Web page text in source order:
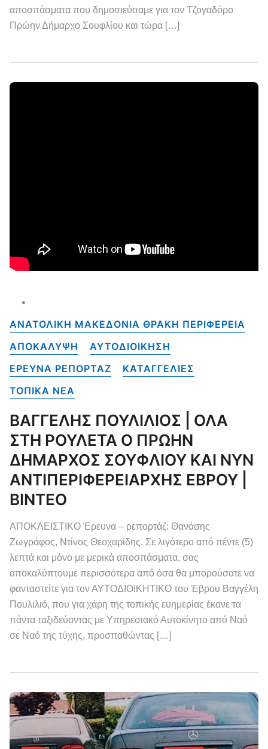
αποσπάσματα που δημοσιεύσαμε για τον Τζογαδόρο
Πρώην Δήμαρχο Σουφλίου και τώρα […]
ΑΝΑΤΟΛΙΚΗ ΜΑΚΕΔΟΝΙΑ ΘΡΑΚΗ ΠΕΡΙΦΕΡΕΙΑ
ΑΠΟΚΑΛΥΨΗ
ΑΥΤΟΔΙΟΙΚΗΣΗ
ΕΡΕΥΝΑ ΡΕΠΟΡΤΑΖ
ΚΑΤΑΓΓΕΛΙΕΣ
ΤΟΠΙΚΑ NEA
ΒΑΓΓΕΛΗΣ ΠΟΥΛΙΛΙΟΣ | ΟΛΑ
ΣΤΗ ΡΟΥΛΕΤΑ Ο ΠΡΩΗΝ
ΔΗΜΑΡΧΟΣ ΣΟΥΦΛΙΟΥ ΚΑΙ ΝΥΝ
ΑΝΤΙΠΕΡΙΦΕΡΕΙΑΡΧΗΣ ΕΒΡΟΥ |
ΒΙΝΤΕΟ
ΑΠΟΚΛΕΙΣΤΙΚΟ Έρευνα – ρεπορτάζ: Θανάσης
Ζωγράφος, Ντίνος Θεοχαρίδης. Σε λιγότερο από πέντε (5)
λεπτά και μόνο με μερικά αποσπάσματα, σας
αποκαλύπτουμε περισσότερα από όσα θα μπορούσατε να
φανταστείτε για τον ΑΥΤΟΔΙΟΙΚΗΤΙΚΟ του Έβρου Βαγγέλη
Πουλιλιό, που για χάρη της τοπικής ευημερίας έκανε τα
πάντα ταξιδεύοντας με Υπηρεσιακό Αυτοκίνητο από Ναό
σε Ναό της τύχης, προσπαθώντας […]